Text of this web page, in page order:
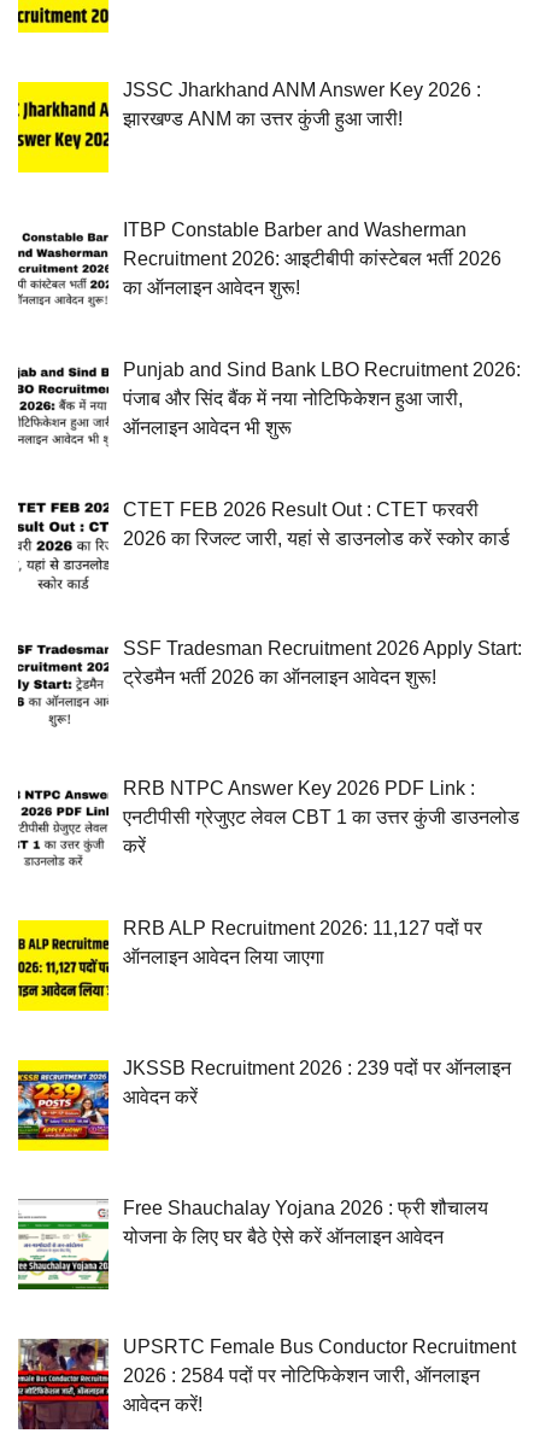
JSSC Jharkhand ANM Answer Key 2026 :
झारखण्ड ANM का उत्तर कुंजी हुआ जारी!
ITBP Constable Barber and Washerman
Recruitment 2026: आइटीबीपी कांस्टेबल भर्ती 2026
का ऑनलाइन आवेदन शुरू!
Punjab and Sind Bank LBO Recruitment 2026:
पंजाब और सिंद बैंक में नया नोटिफिकेशन हुआ जारी,
ऑनलाइन आवेदन भी शुरू
CTET FEB 2026 Result Out : CTET फरवरी
2026 का रिजल्ट जारी, यहां से डाउनलोड करें स्कोर कार्ड
SSF Tradesman Recruitment 2026 Apply Start:
ट्रेडमैन भर्ती 2026 का ऑनलाइन आवेदन शुरू!
RRB NTPC Answer Key 2026 PDF Link :
एनटीपीसी ग्रेजुएट लेवल CBT 1 का उत्तर कुंजी डाउनलोड
करें
RRB ALP Recruitment 2026: 11,127 पदों पर
ऑनलाइन आवेदन लिया जाएगा
JKSSB Recruitment 2026 : 239 पदों पर ऑनलाइन
आवेदन करें
Free Shauchalay Yojana 2026 : फ्री शौचालय
योजना के लिए घर बैठे ऐसे करें ऑनलाइन आवेदन
UPSRTC Female Bus Conductor Recruitment
2026 : 2584 पदों पर नोटिफिकेशन जारी, ऑनलाइन
आवेदन करें!